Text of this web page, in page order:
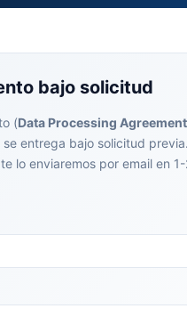
bajo solicitud
(Data Processing
se entrega bajo solicitud
lo enviaremos por email en